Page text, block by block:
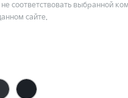
соответствовать выбранной
сайте.